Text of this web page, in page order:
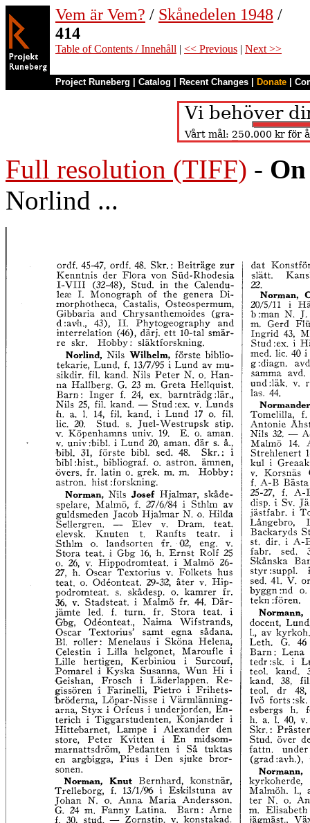
Vem är Vem? / Skånedelen 1948 /
414
Table of Contents / Innehåll | << Previous | Next >>
Project Runeberg Catalog Recent Changes Donate
Full resolution (TIFF) -
Norlind ...